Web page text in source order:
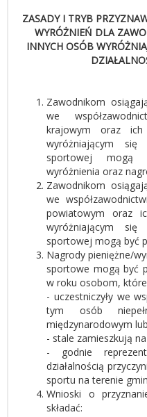
ZASADY I TRYB
WYRÓŻNIEŃ DLA
INNYCH OSÓB
Zawodnikom
we
krajowym oraz
wyróżniającym się
sportowej mogą
wyróżnienia oraz
Zawodnikom
we
powiatowym oraz
wyróżniającym się
sportowej mogą być
Nagrody pieniężne/
sportowe mogą być
w roku osobom,
- uczestniczyły we
tym osób
międzynarodowym
- stale zamieszkują
- godnie
działalnością
sportu na terenie
Wnioski o
składać: